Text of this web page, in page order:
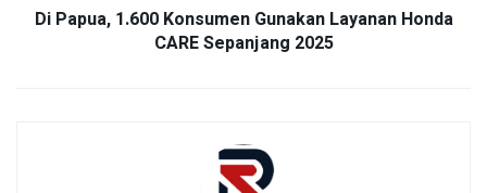
Di Papua, 1.600 Konsumen Gunakan Layanan Honda
CARE Sepanjang 2025